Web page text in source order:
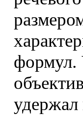
формул.
удержал